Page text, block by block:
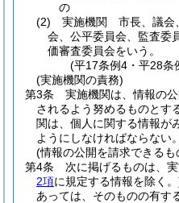
の
(2)
実施機関 市長、議会
会、公平委員会、監査委
価審査委員会をいう。
(平17条例4・平28条
(実施機関の責務)
第3条
実施機関は、情報の
されるよう努めるものとす
関は、個人に関する情報が
ようにしなければならない。
(情報の公開を請求できるも
第4条
次に掲げるものは、
2項に規定する情報を除く
あっては、そのものの有す